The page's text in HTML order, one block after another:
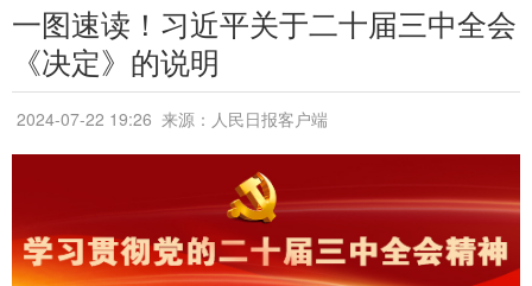
一图速读！习近平关于二十届三中全会
《决定》的说明
2024-07-22 19:26 来源：人民日报客户端